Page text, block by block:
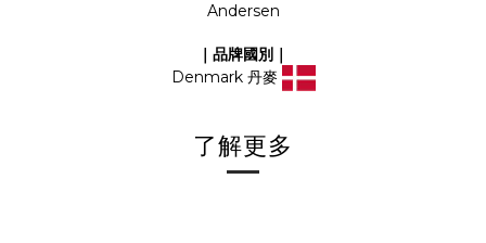
Andersen
｜品牌國別｜
Denmark 丹麥
了解更多